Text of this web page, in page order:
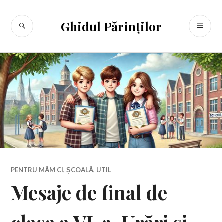
conținut
Ghidul Părinților
CĂUTARE
PENTRU MĂMICI,ȘCOALĂ, UTIL
Mesaje de final de